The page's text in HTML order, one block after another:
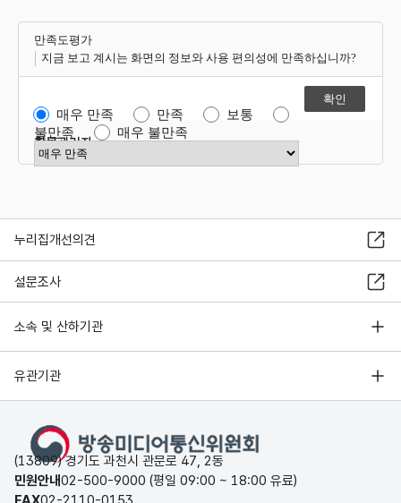
만족도평가
지금 보고 계시는 화면의 정보와 사용 편의성에 만족하십니까?
매우 만족 만족
보통
불만족
매우 불만족
만족도 점수 선택
항목관리자
누리집개선의견
설문조사
소속 및 산하기관
유관기관
(13809) 경기도 과천시 관문로 47, 2동
민원안내02-500-9000 (평일 09:00 ~ 18:00 유료)